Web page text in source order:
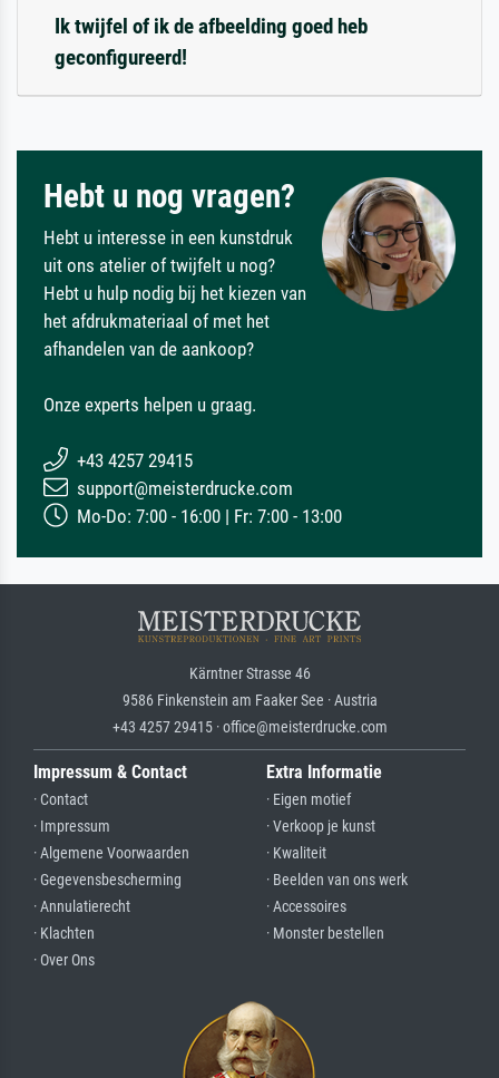
Ik twijfel of ik de afbeelding goed heb
geconfigureerd!
Hebt u nog vragen?
Hebt u interesse in een kunstdruk
uit ons atelier of twijfelt u nog?
Hebt u hulp nodig bij het kiezen van
het afdrukmateriaal of met het
afhandelen van de aankoop?
Onze experts helpen u graag.
+43 4257 29415
support@meisterdrucke.com
Mo-Do: 7:00 - 16:00 | Fr: 7:00 - 13:00
Kärntner Strasse 46
9586 Finkenstein am Faaker See · Austria
+43 4257 29415 · office@meisterdrucke.com
Impressum & Contact
· Contact
· Impressum
· Algemene Voorwaarden
· Gegevensbescherming
· Annulatierecht
· Klachten
· Over Ons
Extra Informatie
· Eigen motief
· Verkoop je kunst
· Kwaliteit
· Beelden van ons werk
· Accessoires
· Monster bestellen